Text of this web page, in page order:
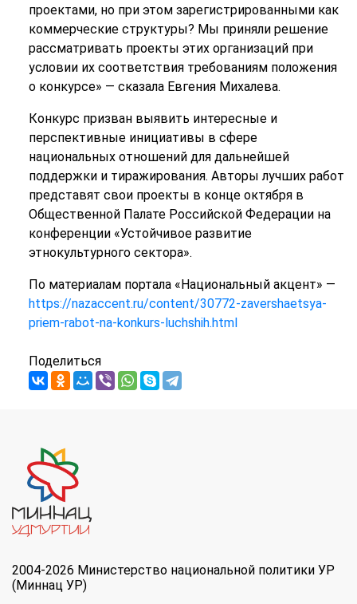
проектами, но при этом зарегистрированными как
коммерческие структуры? Мы приняли решение
рассматривать проекты этих организаций при
условии их соответствия требованиям положения
о конкурсе» — сказала Евгения Михалева.
Конкурс призван выявить интересные и
перспективные инициативы в сфере
национальных отношений для дальнейшей
поддержки и тиражирования. Авторы лучших работ
представят свои проекты в конце октября в
Общественной Палате Российской Федерации на
конференции «Устойчивое развитие
этнокультурного сектора».
По материалам портала «Национальный акцент» —
https://nazaccent.ru/content/30772-zavershaetsya-
priem-rabot-na-konkurs-luchshih.html
Поделиться
2004-2026 Министерство национальной политики УР
(Миннац УР)